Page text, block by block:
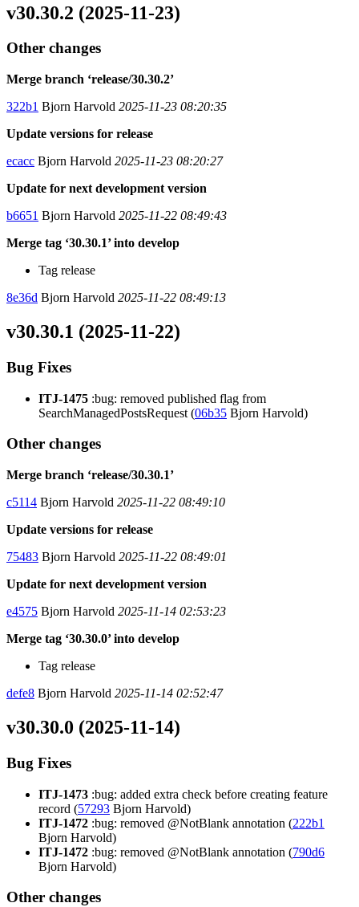
v30.30.2 (2025-11-23)
Other changes
Merge branch ‘release/30.30.2’
322b1 Bjorn Harvold 2025-11-23 08:20:35
Update versions for release
ecacc Bjorn Harvold 2025-11-23 08:20:27
Update for next development version
b6651 Bjorn Harvold 2025-11-22 08:49:43
Merge tag ‘30.30.1’ into develop
Tag release
8e36d Bjorn Harvold 2025-11-22 08:49:13
v30.30.1 (2025-11-22)
Bug Fixes
ITJ-1475 :bug: removed published flag from
SearchManagedPostsRequest (06b35 Bjorn Harvold)
Other changes
Merge branch ‘release/30.30.1’
c5114 Bjorn Harvold 2025-11-22 08:49:10
Update versions for release
75483 Bjorn Harvold 2025-11-22 08:49:01
Update for next development version
e4575 Bjorn Harvold 2025-11-14 02:53:23
Merge tag ‘30.30.0’ into develop
Tag release
defe8 Bjorn Harvold 2025-11-14 02:52:47
v30.30.0 (2025-11-14)
Bug Fixes
ITJ-1473 :bug: added extra check before creating feature
record (57293 Bjorn Harvold)
ITJ-1472 :bug: removed @NotBlank annotation (222b1
Bjorn Harvold)
ITJ-1472 :bug: removed @NotBlank annotation (790d6
Bjorn Harvold)
Other changes